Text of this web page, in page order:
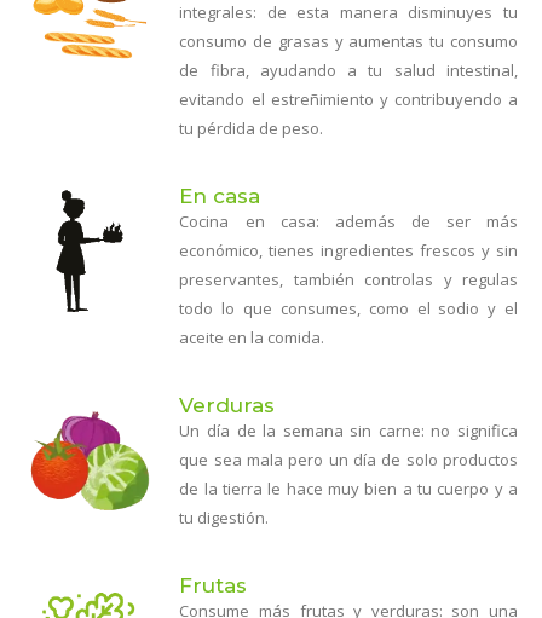
integrales: de esta manera disminuyes tu
consumo de grasas y aumentas tu consumo
de fibra, ayudando a tu salud intestinal,
evitando el estreñimiento y contribuyendo a
tu pérdida de peso.
En casa
Cocina en casa: además de ser más
económico, tienes ingredientes frescos y sin
preservantes, también controlas y regulas
todo lo que consumes, como el sodio y el
aceite en la comida.
Verduras
Un día de la semana sin carne: no significa
que sea mala pero un día de solo productos
de la tierra le hace muy bien a tu cuerpo y a
tu digestión.
Frutas
Consume más frutas y verduras: son una